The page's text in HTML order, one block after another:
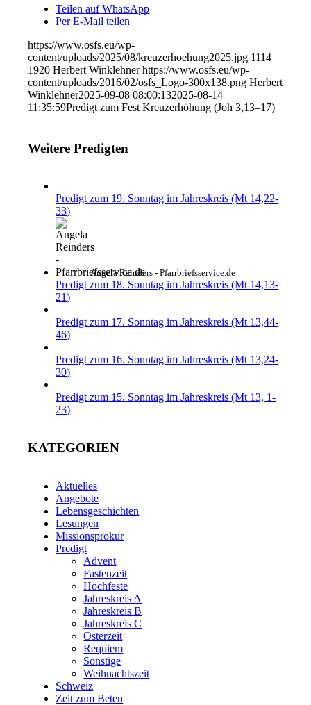
Teilen auf WhatsApp
Per E-Mail teilen
https://www.osfs.eu/wp-
content/uploads/2025/08/kreuzerhoehung2025.jpg 1114
1920 Herbert Winklehner https://www.osfs.eu/wp-
content/uploads/2016/02/osfs_Logo-300x138.png Herbert
Winklehner2025-09-08 08:00:132025-08-14
11:35:59Predigt zum Fest Kreuzerhöhung (Joh 3,13–17)
Weitere Predigten
Predigt zum 19. Sonntag im Jahreskreis (Mt 14,22-
33)
Angela Reinders - Pfarrbriefsservice.de
Predigt zum 18. Sonntag im Jahreskreis (Mt 14,13-
21)
Predigt zum 17. Sonntag im Jahreskreis (Mt 13,44-
46)
Predigt zum 16. Sonntag im Jahreskreis (Mt 13,24-
30)
Predigt zum 15. Sonntag im Jahreskreis (Mt 13, 1-
23)
KATEGORIEN
Aktuelles
Angebote
Lebensgeschichten
Lesungen
Missionsprokur
Predigt
Advent
Fastenzeit
Hochfeste
Jahreskreis A
Jahreskreis B
Jahreskreis C
Osterzeit
Requiem
Sonstige
Weihnachtszeit
Schweiz
Zeit zum Beten